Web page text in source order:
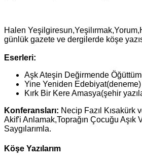
Halen
günlük gazete ve dergilerde köşe
Eserleri:
Aşk Ateşin Değirmende
Yine Yeniden Edebiyat(deneme)
Kırk Bir Kere Amasya(şehir
Konferansları: Necip Fazıl Kısakürk
Akif'i Anlamak,Toprağın Çocuğu Aşık
Saygılarımla.
Köşe Yazılarım